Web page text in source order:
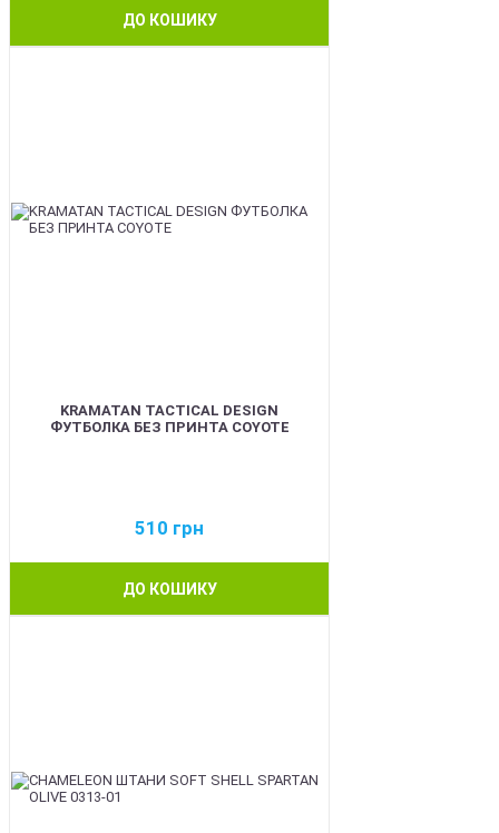
ДО КОШИКУ
KRAMATAN TACTICAL DESIGN
ФУТБОЛКА БЕЗ ПРИНТА COYOTE
510 грн
ДО КОШИКУ